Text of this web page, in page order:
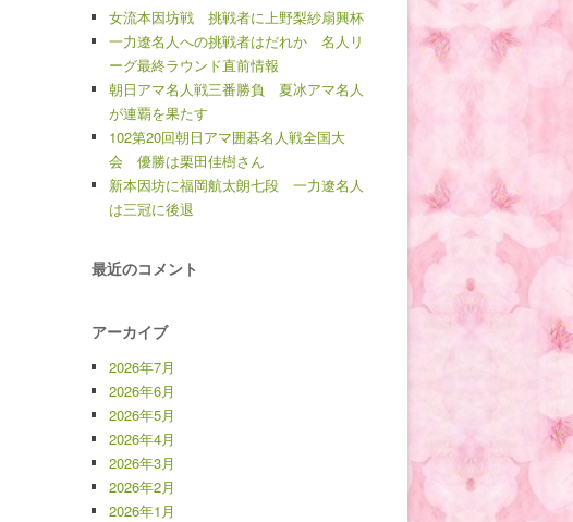
女流本因坊戦 挑戦者に上野梨紗扇興杯
一力遼名人への挑戦者はだれか 名人リ
ーグ最終ラウンド直前情報
朝日アマ名人戦三番勝負 夏冰アマ名人
が連覇を果たす
102第20回朝日アマ囲碁名人戦全国大
会 優勝は栗田佳樹さん
新本因坊に福岡航太朗七段 一力遼名人
は三冠に後退
最近のコメント
アーカイブ
2026年7月
2026年6月
2026年5月
2026年4月
2026年3月
2026年2月
2026年1月